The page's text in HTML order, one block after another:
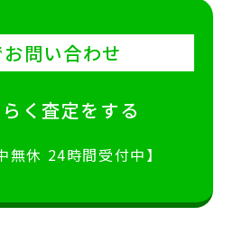
問い合わせ
く査定をする
無休 24時間受付中】